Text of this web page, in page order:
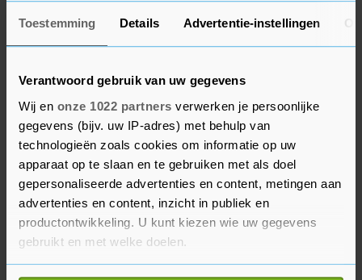
Toestemming Details Advertentie-instellingen
Verantwoord gebruik van uw gegevens
Wij en onze 1022 partners verwerken je persoonlijke
gegevens (bijv. uw IP-adres) met behulp van
technologieën zoals cookies om informatie op uw
apparaat op te slaan en te gebruiken met als doel
gepersonaliseerde advertenties en content, metingen aan
advertenties en content, inzicht in publiek en
productontwikkeling. U kunt kiezen wie uw gegevens
gebruikt en met welke doelen.
België in de groepsfase van het WK in Qatar
bekend te vertrekken.